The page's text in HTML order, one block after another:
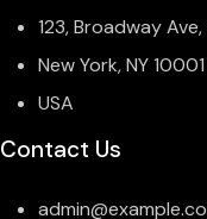
123, Broadway
New York, NY 10001
USA
Contact Us